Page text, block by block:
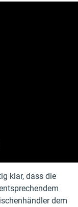
klar, dass die
dem